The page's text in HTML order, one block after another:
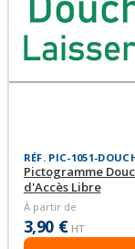
RÉF. PIC-1051-
Pictogramme Douche
d'Accès Libre
À partir de
3,90 € HT